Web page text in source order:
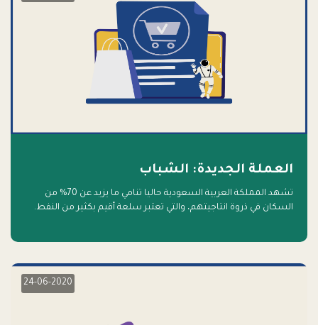
العملة الجديدة: الشباب
تشهد المملكة العربية السعودية حاليا تنامي ما يزيد عن 70% من
السكان في ذروة انتاجيتهم، والتي تعتبر سلعة أقيم بكثير من النفط.
24-06-2020